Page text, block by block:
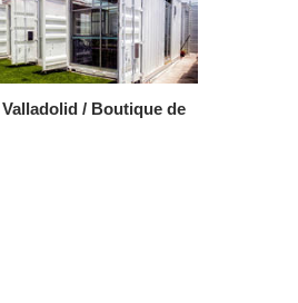
/ Boutique de